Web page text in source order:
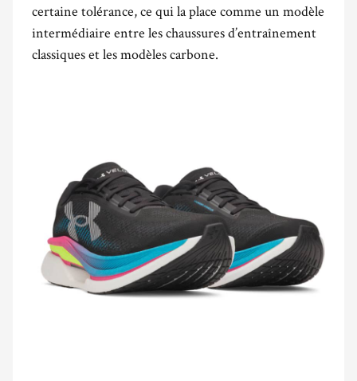
certaine tolérance, ce qui la place comme un modèle
intermédiaire entre les chaussures d’entraînement
classiques et les modèles carbone.